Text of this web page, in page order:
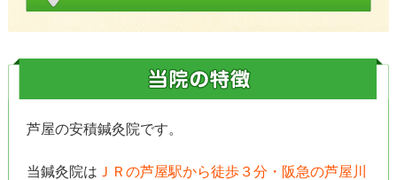
芦屋の安積鍼灸院です。
当鍼灸院は ＪＲの芦屋駅から徒歩３分・阪急の芦屋川